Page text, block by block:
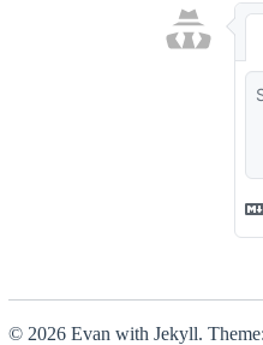
© 2026 Evan with Jekyll. Theme: